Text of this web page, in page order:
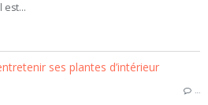
est...
…